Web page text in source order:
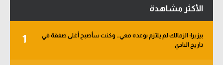
الأكثر مشاهدة
1
بيزيرا: الزمالك لم يلتزم بوعده معي.. وكنت سأصبح أغلى صفقة في
تاريخ النادي